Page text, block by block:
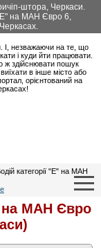
штора, Черкаси.
"Е" на МАН Євро 6,
І, незважаючи на те, що
і куди йти працювати.
ж здійснювати пошук
в інше місто або
орієнтований на
категорії "Е" на МАН
на МАН Євро